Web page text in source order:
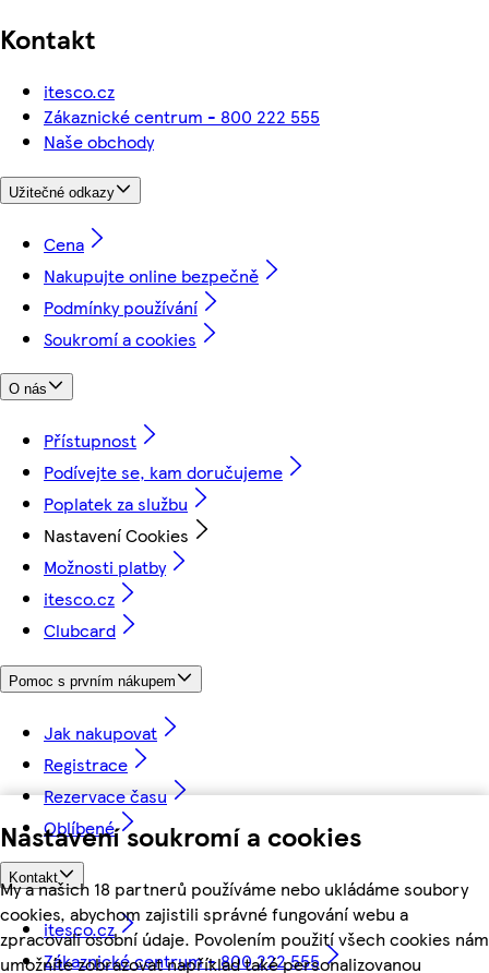
Nastavení soukromí a cookies
My a našich 18 partnerů používáme nebo ukládáme soubory
cookies, abychom zajistili správné fungování webu a
zpracovali osobní údaje. Povolením použití všech cookies nám
umožníte zobrazovat například také personalizovanou
Kontakt
itesco.cz
Zákaznické centrum - 800 222 555
Naše obchody
Užitečné odkazy
Cena
Nakupujte online bezpečně
Podmínky používání
Soukromí a cookies
O nás
Přístupnost
Podívejte se, kam doručujeme
Poplatek za službu
Nastavení Cookies
Možnosti platby
itesco.cz
Clubcard
Pomoc s prvním nákupem
Jak nakupovat
Registrace
Rezervace času
Oblíbené
Kontakt
itesco.cz
Zákaznické centrum - 800 222 555